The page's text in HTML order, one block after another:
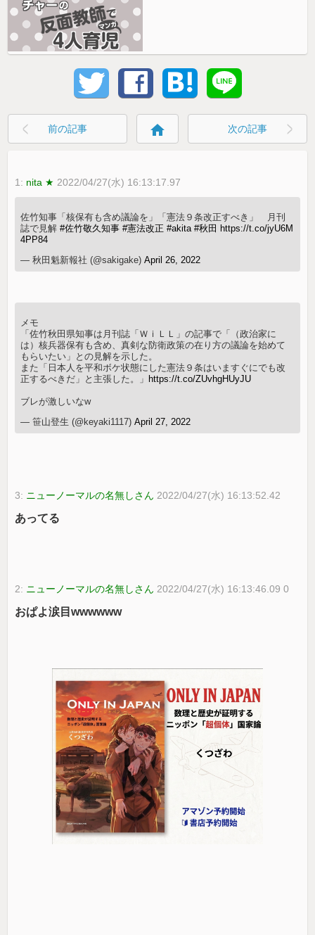
前の記事 home 次の記事
1: nita ★ 2022/04/27(水) 16:13:17.97
佐竹知事「核保有も含め議論を」「憲法９条改正すべき」 月刊
誌で見解#佐竹敬久知事 #憲法改正 #akita #秋田 https://t.co/jyU6M
4PP84
— 秋田魁新報社 (@sakigake)April 26, 2022
メモ
「佐竹秋田県知事は月刊誌「ＷｉＬＬ」の記事で「（政治家に
は）核兵器保有も含め、真剣な防衛政策の在り方の議論を始めて
もらいたい」との見解を示した。
また「日本人を平和ボケ状態にした憲法９条はいますぐにでも改
正するべきだ」と主張した。」 https://t.co/ZUvhgHUyJU
ブレが激しいなw
— 笹山登生 (@keyaki1117)April 27, 2022
3: ニューノーマルの名無しさん 2022/04/27(水) 16:13:52.42
あってる
2: ニューノーマルの名無しさん 2022/04/27(水) 16:13:46.09 0
おぱよ涙目wwwwww